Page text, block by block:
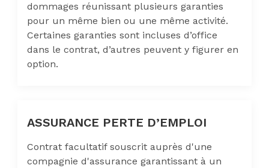
dommages réunissant plusieurs garanties
pour un même bien ou une même activité.
Certaines garanties sont incluses d’office
dans le contrat, d’autres peuvent y figurer en
option.
ASSURANCE PERTE D’EMPLOI
Contrat facultatif souscrit auprès d'une
compagnie d'assurance garantissant à un